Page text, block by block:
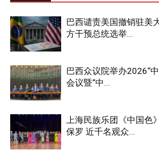
巴西谴责美国撤销驻美
方干预总统选举...
巴西众议院举办2026“
会议暨“中...
上海民族乐团《中国色
保罗 近千名观众...